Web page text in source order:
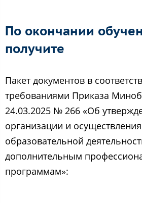
По окончании
получите
Пакет документов в
требованиями Приказа
24.03.2025 № 266 «Об
организации и осуществления
образовательной
дополнительным
программам»: